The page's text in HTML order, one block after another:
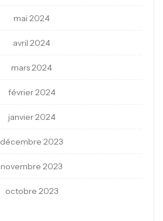
mai 2024
avril 2024
mars 2024
février 2024
janvier 2024
décembre 2023
novembre 2023
octobre 2023